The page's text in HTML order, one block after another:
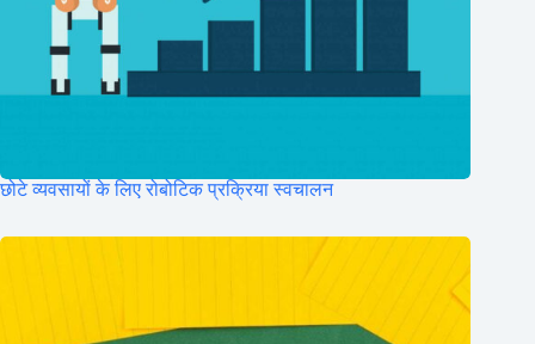
छोटे व्यवसायों के लिए रोबोटिक प्रक्रिया स्वचालन